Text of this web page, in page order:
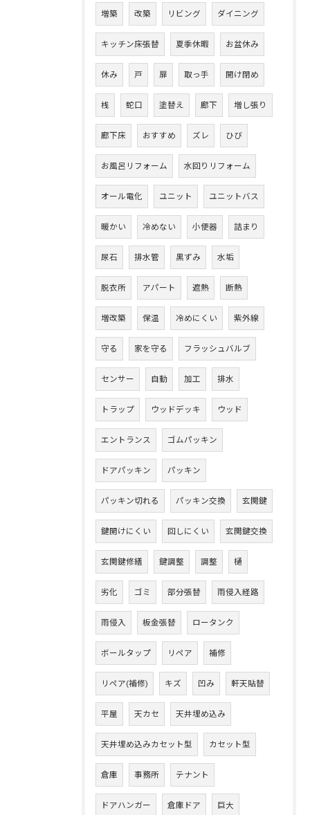
増築 改築 リビング ダイニング
キッチン床張替 夏季休暇 お盆休み
休み 戸 扉 取っ手 開け閉め
桟 蛇口 塗替え 廊下 増し張り
廊下床 おすすめ ズレ ひび
お風呂リフォーム 水回りリフォーム
オール電化 ユニット ユニットバス
暖かい 冷めない 小便器 詰まり
尿石 排水管 黒ずみ 水垢
脱衣所 アパート 遮熱 断熱
増改築 保温 冷めにくい 紫外線
守る 家を守る フラッシュバルブ
センサー 自動 加工 排水
トラップ ウッドデッキ ウッド
エントランス ゴムパッキン
ドアパッキン パッキン
パッキン切れる パッキン交換 玄関鍵
鍵開けにくい 回しにくい 玄関鍵交換
玄関鍵修繕 鍵調整 調整 樋
劣化 ゴミ 部分張替 雨侵入経路
雨侵入 板金張替 ロータンク
ボールタップ リペア 補修
リペア(補修) キズ 凹み 軒天貼替
平屋 天カセ 天井埋め込み
天井埋め込みカセット型 カセット型
倉庫 事務所 テナント
ドアハンガー 倉庫ドア 巨大